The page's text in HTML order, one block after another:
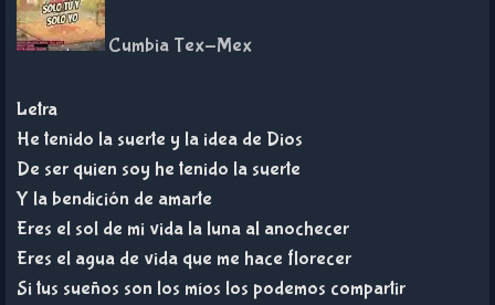
Cumbia Tex-Mex
Letra
He tenido la suerte y la idea de Dios
De ser quien soy he tenido la suerte
Y la bendición de amarte
Eres el sol de mi vida la luna al anochecer
Eres el agua de vida que me hace florecer
Si tus sueños son los míos los podemos compartir